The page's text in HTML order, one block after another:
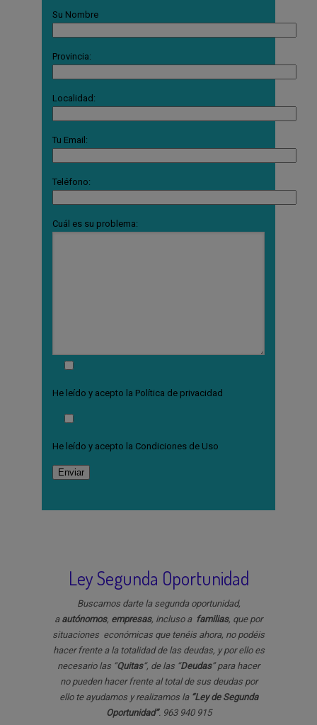
Su Nombre
Provincia:
Localidad:
Tu Email:
Teléfono:
Cuál es su problema:
He leído y acepto la Política de privacidad
He leído y acepto la Condiciones de Uso
Ley Segunda Oportunidad
Buscamos darte la segunda oportunidad,
a autónomos, empresas, incluso a familias, que por
situaciones económicas que tenéis ahora, no podéis
hacer frente a la totalidad de las deudas, y por ello es
necesario las “Quitas“, de las “Deudas” para hacer
no pueden hacer frente al total de sus deudas por
ello te ayudamos y realizamos la “Ley de Segunda
Oportunidad”. 963 940 915